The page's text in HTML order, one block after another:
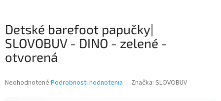
Detské barefoot papučky|
SLOVOBUV - DINO - zelené -
otvorená
Priemerné
Neohodnotené Podrobnosti hodnotenia Značka: SLOVOBUV